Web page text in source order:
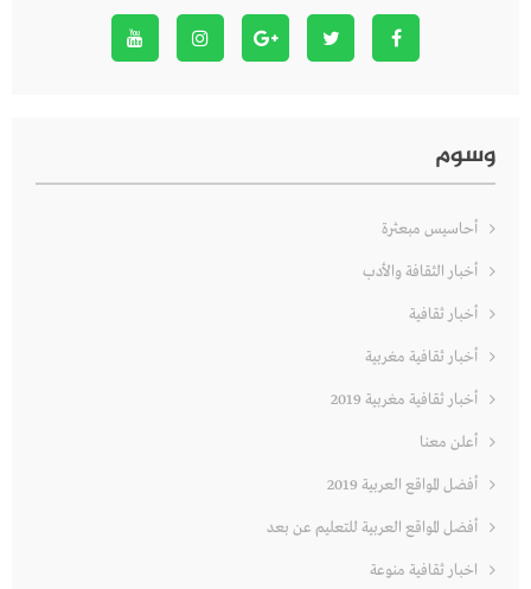
وسوم
أحاسيس مبعثرة
أخبار الثقافة والأدب
أخبار ثقافية
أخبار ثقافية مغربية
أخبار ثقافية مغربية 2019
أعلن معنا
أفضل المواقع العربية 2019
أفضل المواقع العربية للتعليم عن بعد
اخبار ثقافية منوعة